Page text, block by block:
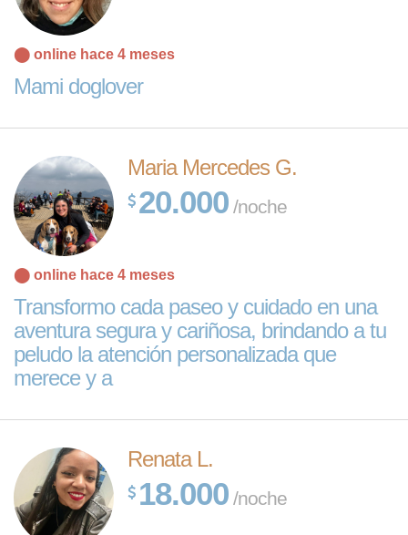
⬤ online hace 4 meses
Mami doglover
Maria Mercedes G.
20.000 /noche
⬤ online hace 4 meses
Transformo cada paseo y cuidado en una
aventura segura y cariñosa, brindando a tu
peludo la atención personalizada que
merece y a
Renata L.
18.000 /noche